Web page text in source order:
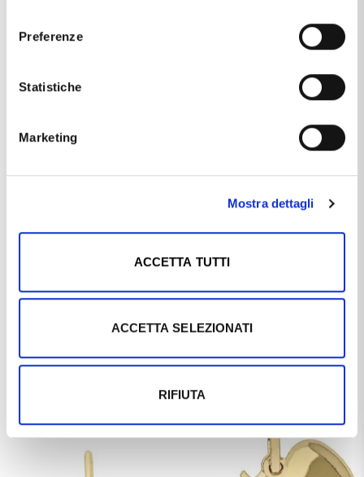
Preferenze
Statistiche
Marketing
Mostra dettagli
ACCETTA TUTTI
ACCETTA SELEZIONATI
RIFIUTA
preghiera - in oro 18 kt
STELLA MILANO
colori con Angelo Cherubino
€382,00
MEDAGLIE RELIGIOSE
MEDAGLIE RELIGIOSE